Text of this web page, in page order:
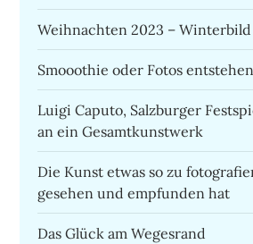
Weihnachten 2023 – Winterbild
Smooothie oder Fotos
Luigi Caputo, Salzburger
an ein Gesamtkunstwerk
Die Kunst etwas so zu
gesehen und empfunden hat
Das Glück am Wegesrand